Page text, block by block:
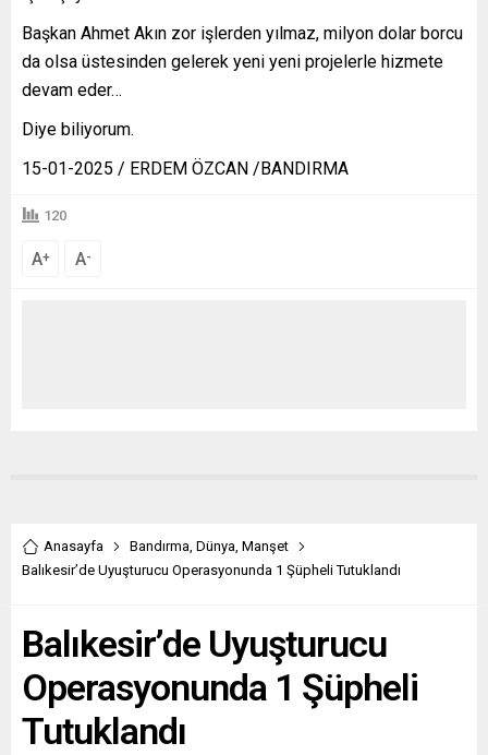
Başkan Ahmet Akın zor işlerden yılmaz, milyon dolar borcu
da olsa üstesinden gelerek yeni yeni projelerle hizmete
devam eder…
Diye biliyorum.
15-01-2025 / ERDEM ÖZCAN /BANDIRMA
120
A+ A-
Anasayfa Bandırma, Dünya, Manşet
Balıkesir’de Uyuşturucu Operasyonunda 1 Şüpheli Tutuklandı
Balıkesir’de Uyuşturucu
Operasyonunda 1 Şüpheli
Tutuklandı